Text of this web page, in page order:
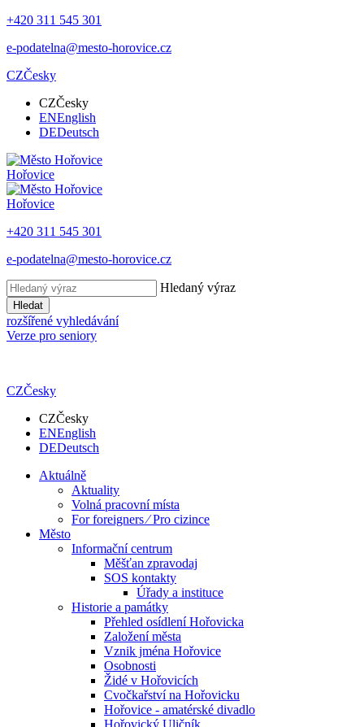
+420 311 545 301
e-podatelna@mesto-horovice.cz
CZČesky
CZČesky
ENEnglish
DEDeutsch
Hořovice
Hořovice
+420 311 545 301
e-podatelna@mesto-horovice.cz
Hledaný výraz
Hledat
rozšířené vyhledávání
Verze pro seniory
CZČesky
CZČesky
ENEnglish
DEDeutsch
Aktuálně
Aktuality
Volná pracovní místa
For foreigners ⁄ Pro cizince
Město
Informační centrum
Měšťan zpravodaj
SOS kontakty
Úřady a instituce
Historie a památky
Přehled osídlení Hořovicka
Založení města
Vznik jména Hořovice
Osobnosti
Židé v Hořovicích
Cvočkařství na Hořovicku
Hořovice - amatérské divadlo
Hořovický Uličník